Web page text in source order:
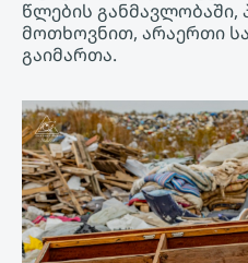
წლების განმავლობაში,
მოთხოვნით, არაერთი
გაიმართა.